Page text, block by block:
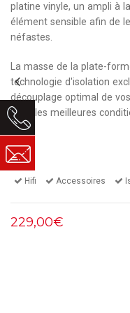
platine vinyle, un ampli à
élément sensible afin de
néfastes.
La masse de la plate-
technologie d'isolation
découplage optimal de
dans les meilleures
Hifi Accessoires
229,00€